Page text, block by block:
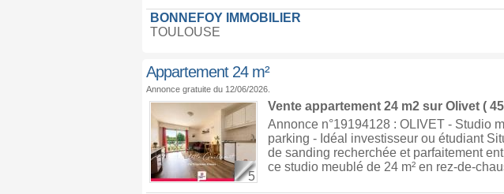
BONNEFOY IMMOBILIER
TOULOUSE
Appartement 24 m²
Annonce gratuite du 12/06/2026.
5
Vente appartement 24 m2 sur Olivet(
Annonce n°19194128 : OLIVET - Studio
parking - Idéal investisseur ou étudiant
de sanding recherchée et parfaitement
ce studio meublé de 24 m² en rez-de-